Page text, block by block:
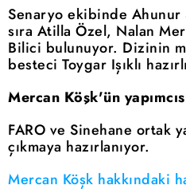
Senaryo ekibinde Ahunur
sıra Atilla Özel, Nalan
Bilici bulunuyor. Dizinin
besteci Toygar Işıklı
Mercan Köşk'ün
FARO ve Sinehane ortak
çıkmaya hazırlanıyor.
Mercan Köşk hakkındaki